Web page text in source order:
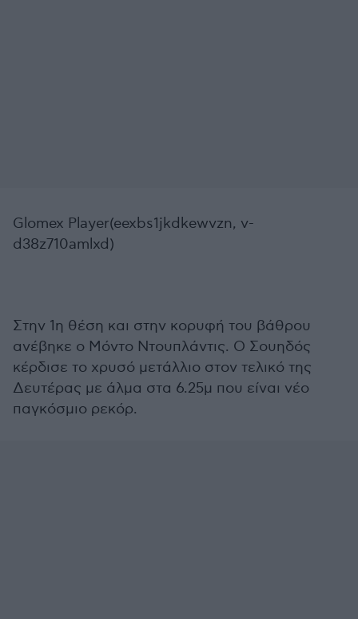
Glomex Player(eexbs1jkdkewvzn, v-
d38z710amlxd)
Στην 1η θέση και στην κορυφή του βάθρου
ανέβηκε ο Μόντο Ντουπλάντις. Ο Σουηδός
κέρδισε το χρυσό μετάλλιο στον τελικό της
Δευτέρας με άλμα στα 6.25μ που είναι νέο
παγκόσμιο ρεκόρ.